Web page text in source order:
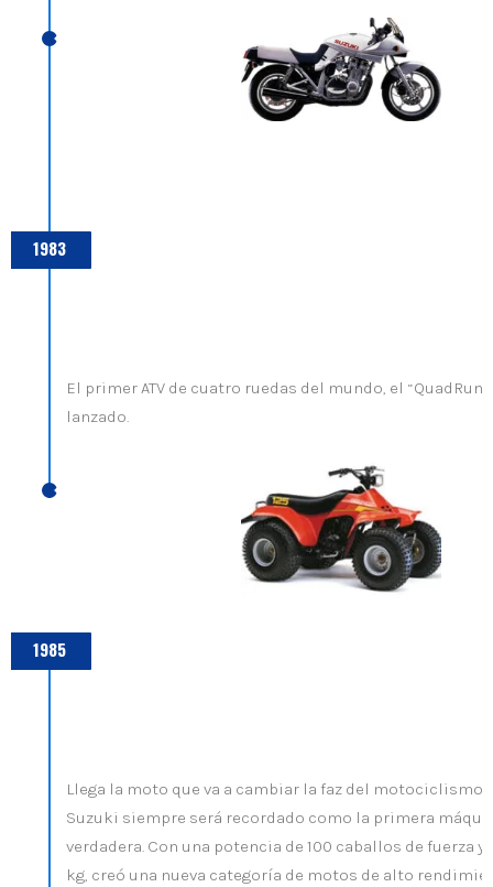
1983
El primer ATV de cuatro ruedas del mundo, el
lanzado.
1985
Llega la moto que va a cambiar la faz del motociclismo.
Suzuki siempre será recordado como la primera
verdadera. Con una potencia de 100 caballos de fuerza y
kg, creó una nueva categoría de motos de alto